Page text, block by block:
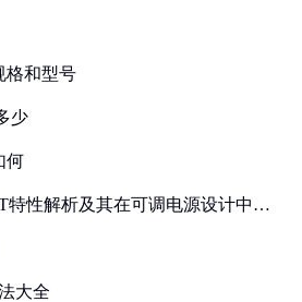
格和型号
少
何
特性解析及其在可调电源设计中的
大全